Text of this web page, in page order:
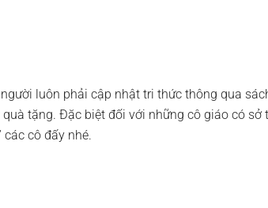
luôn phải cập nhật tri thức thông qua
tặng. Đặc biệt đối với những cô giáo có
các cô đấy nhé.